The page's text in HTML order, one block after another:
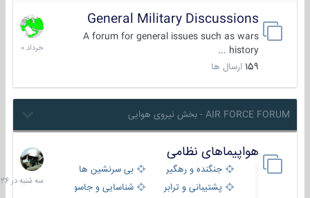
General Military Discussions
A forum for general issues such as wars
history ...
159 ارسال ها
10
خرداد
1400
AIR FORCE FORUM - بخش نیروی هوایی
هواپیماهای نظامی
جنگنده و رهگیر
بی سرنشین ها
پشتیبانی و ترابری
شناسایی و جاسوسی
سه
شنبه
در